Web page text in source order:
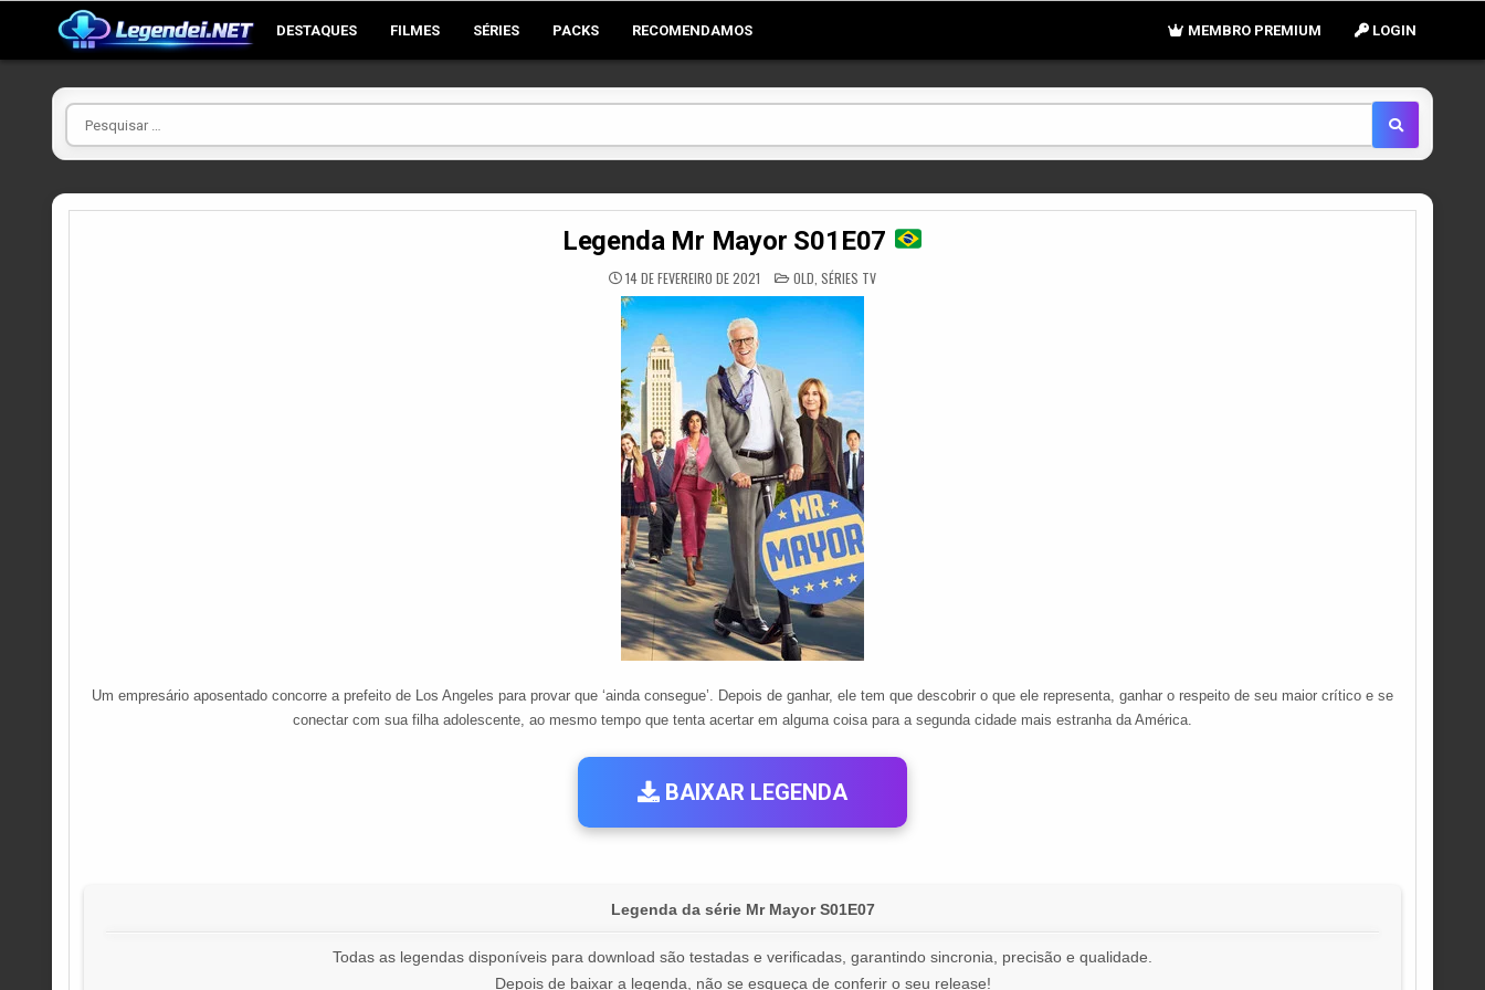
DESTAQUES FILMES SÉRIES PACKS RECOMENDAMOS LOGIN
MEMBRO PREMIUM
Pesquisar
por
Legenda Mr Mayor S01E07
14 DE FEVEREIRO DE 2021 POSTED
IN
OLD SÉRIES TV
Um empresário aposentado concorre a prefeito de Los Angeles para provar que ‘ainda consegue’. Depois de ganhar, ele tem que descobrir o que ele representa, ganhar o respeito de seu maior crítico e se
conectar com sua filha adolescente, ao mesmo tempo que tenta acertar em alguma coisa para a segunda cidade mais estranha da América.
BAIXAR LEGENDA
Legenda da série Mr Mayor S01E07
Todas as legendas disponíveis para download são testadas e verificadas, garantindo sincronia, precisão e qualidade.
Depois de baixar a legenda, não se esqueça de conferir o seu release!